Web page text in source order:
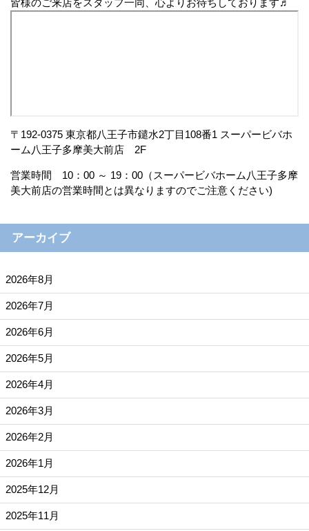
皆様のご来店をスタッフ一同、心よりお待ちしております♬
〒192-0375 東京都八王子市鑓水2丁目108番1 スーパービバホ
ーム八王子多摩美大前店 2F
営業時間 10：00 ～ 19：00（スーパービバホーム八王子多摩
美大前店の営業時間とは異なりますのでご注意ください)
アーカイブ
2026年8月
2026年7月
2026年6月
2026年5月
2026年4月
2026年3月
2026年2月
2026年1月
2025年12月
2025年11月